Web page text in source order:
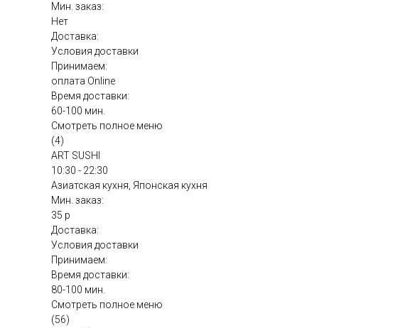
Мин. заказ:
Нет
Доставка:
Условия доставки
Принимаем:
оплата Online
Время доставки:
60-100 мин.
Смотреть полное меню
(4)
ART SUSHI
10:30 - 22:30
Азиатская кухня, Японская кухня
Мин. заказ:
35 р
Доставка:
Условия доставки
Принимаем:
Время доставки:
80-100 мин.
Смотреть полное меню
(56)